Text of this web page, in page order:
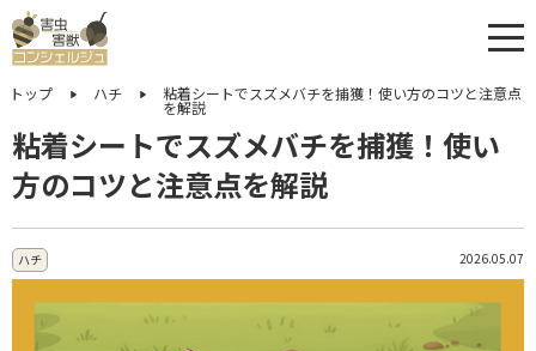
トップ ハチ 粘着シートでスズメバチを捕獲！使い方のコツと注意点
を解説
粘着シートでスズメバチを捕獲！使い
方のコツと注意点を解説
ハチ 2026.05.07